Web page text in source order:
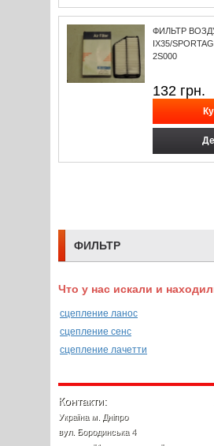
ФИЛЬТР
IX35/
2S000
132 грн.
ФИЛЬТР
Что у нас искали и
сцепление ланос
сцепление сенс
сцепление лачетти
Контакти:
Україна м. Дніпро
вул. Бородинська 4